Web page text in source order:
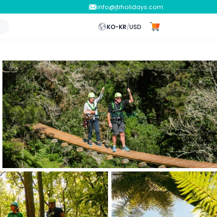
info@jtrholidays.com
KO-KR/USD